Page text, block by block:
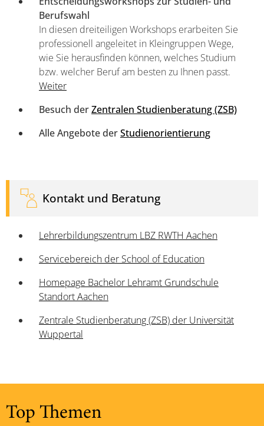
Berufswahl
In diesen dreiteiligen Workshops erarbeiten Sie
professionell angeleitet in Kleingruppen Wege,
wie Sie herausfinden können, welches Studium
bzw. welcher Beruf am besten zu Ihnen passt.
Weiter
Besuch derZentralen Studienberatung (ZSB)
Alle Angebote derStudienorientierung
Kontakt und Beratung
Lehrerbildungszentrum LBZ RWTH Aachen
Servicebereich der School of Education
Homepage Bachelor Lehramt Grundschule
Standort Aachen
Zentrale Studienberatung (ZSB) der Universität
Wuppertal
Top Themen